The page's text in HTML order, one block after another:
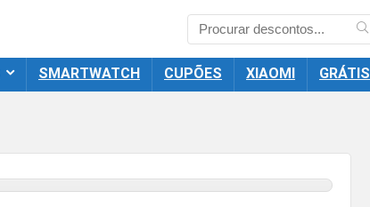
SMARTWATCH CUPÕES XIAOMI GRÁTIS